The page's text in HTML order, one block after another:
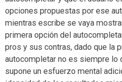
opciones propuestas por ese
mientras escribe se vaya
primera opción del
pros y sus contras, dado que la
autocompletar no es siempre lo
supone un esfuerzo mental